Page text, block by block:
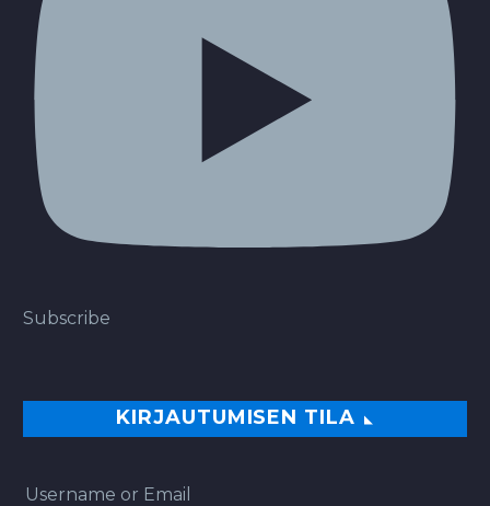
Subscribe
KIRJAUTUMISEN TILA
Username or Email